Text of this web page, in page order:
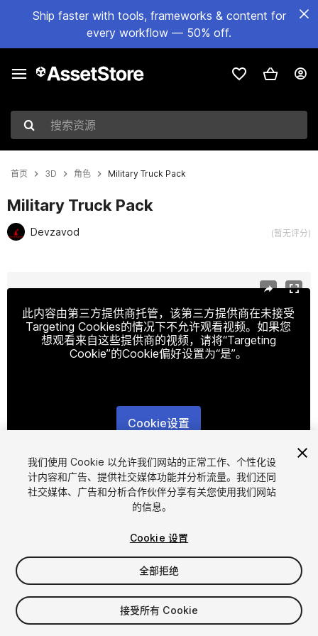
Ship faster with tools, frameworks & content for
every workflow — 50% off.
搜索资源
首页 3D 角色 Military Truck Pack
Military Truck Pack
Devzavod (暂无评分)
此内容由第三方提供商托管，该第三方提供商在未接受
Targeting Cookies的情况下不允许观看视频。如果您
想观看来自这些提供商的视频，请将“Targeting
Cookie”的Cookie偏好设置为“是”。
Cookie设置
1/16
$10
增值税将在结算时计算
我们使用 Cookie 以允许我们网站的正常工作、个性化设
计内容和广告、提供社交媒体功能并分析流量。我们还同
社交媒体、广告和分析合作伙伴分享有关您使用我们网站
的信息。
Cookie 设置
全部拒绝
接受所有 Cookie